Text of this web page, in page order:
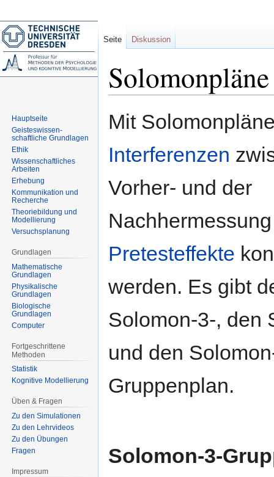
Solomonpläne
Navigation
Suche
Mit
Interferenzen
Vorher- und der
Pretesteffekte
werden. Es gibt
Solomon-3-, den
und den
Gruppenplan.
Solomon-3-
Seite Diskussion
Hauptseite
Geisteswissen-
schaftliche Grundlagen
Ethik
Wissenschaftliches
Arbeiten
Erhebung
Kommunikation und
Recherche
Theoriebildung und
Modellierung
Versuchsplanung
Grundlagen
Mathematische
Grundlagen
Physikalische
Grundlagen
Biologische
Grundlagen
Computer
Fortgeschrittene
Methoden
Statistik
Kognitive Modellierung
Üben & Fragen
Zu den Simulationen
Zu den Lehrvideos
Zu den Übungen
Fragen
Impressum